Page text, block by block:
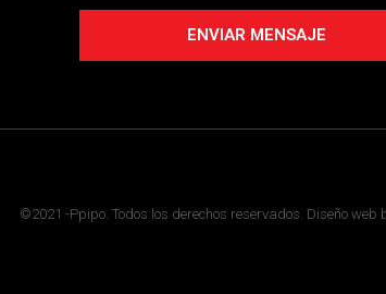
ENVIAR MENSAJE
©2021 -Ppipo. Todos los derechos reservados. Diseño web